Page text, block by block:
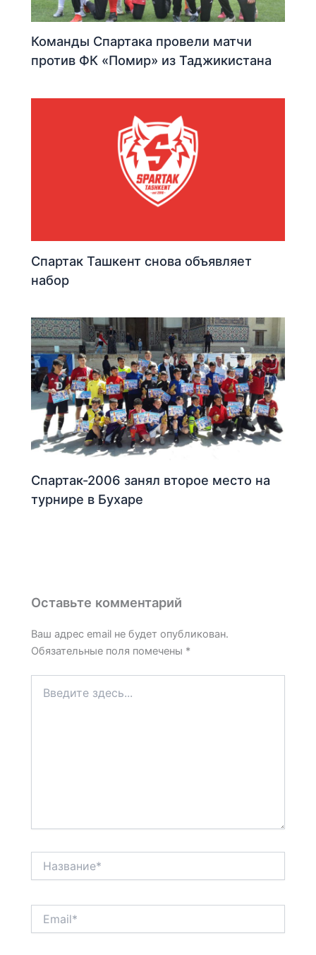
Команды Спартака провели матчи
против ФК «Помир» из Таджикистана
Спартак Ташкент снова объявляет
набор
Спартак-2006 занял второе место на
турнире в Бухаре
Оставьте комментарий
Ваш адрес email не будет опубликован.
Обязательные поля помечены *
здесь...